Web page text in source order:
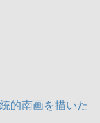
的南画を描いた